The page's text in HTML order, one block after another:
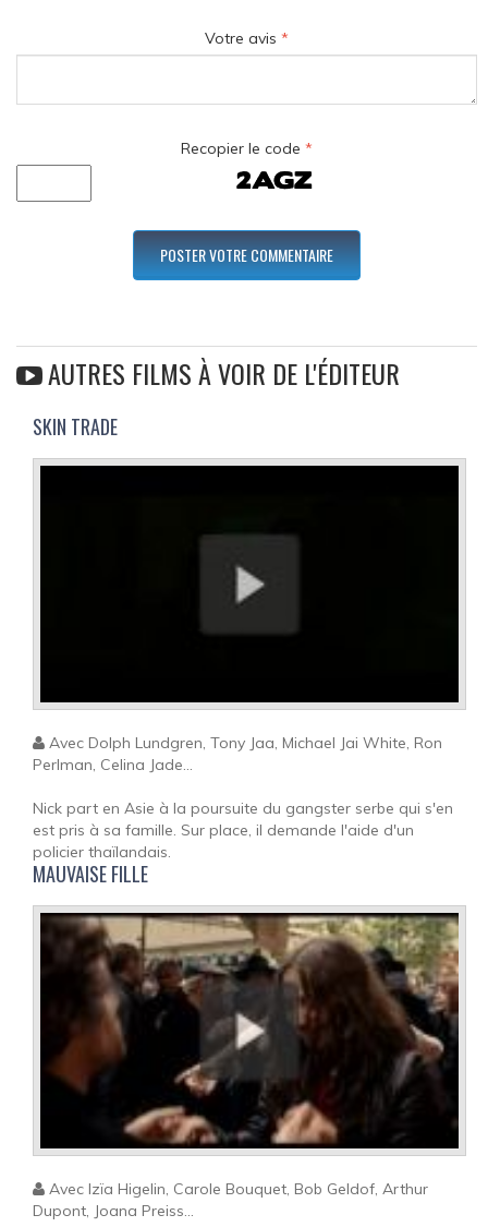
Votre avis *
Recopier le code *
AUTRES FILMS À VOIR DE L'ÉDITEUR
SKIN TRADE
Avec Dolph Lundgren, Tony Jaa, Michael Jai White, Ron
Perlman, Celina Jade...
Nick part en Asie à la poursuite du gangster serbe qui s'en
est pris à sa famille. Sur place, il demande l'aide d'un
policier thaïlandais.
MAUVAISE FILLE
Avec Izïa Higelin, Carole Bouquet, Bob Geldof, Arthur
Dupont, Joana Preiss...